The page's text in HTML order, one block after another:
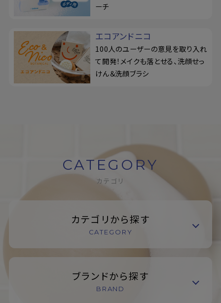
ーチ
エコアンドニコ
100人のユーザーの意見を取り入れ
て開発！メイクも落とせる、洗顔せっ
けん＆洗顔ブラシ
CATEGORY
カテゴリ
カテゴリから探す
CATEGORY
ブランドから探す
BRAND